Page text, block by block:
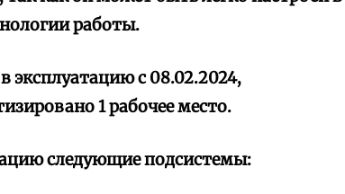
работы.
эксплуатацию с 08.02.2024,
1 рабочее место.
следующие подсистемы: